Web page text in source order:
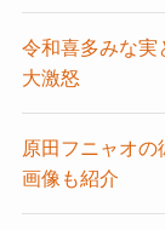
令和喜多みな実
大激怒
原田フニャオ
画像も紹介